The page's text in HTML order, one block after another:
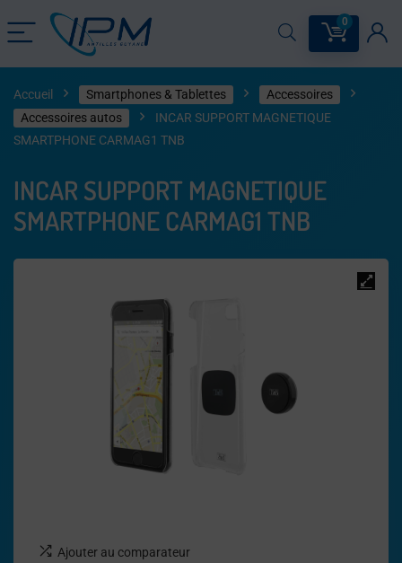
0
Accueil Smartphones & Tablettes
Accessoires
Accessoires autos
INCAR SUPPORT MAGNETIQUE
SMARTPHONE CARMAG1 TNB
INCAR SUPPORT MAGNETIQUE
SMARTPHONE CARMAG1 TNB
Ajouter au comparateur